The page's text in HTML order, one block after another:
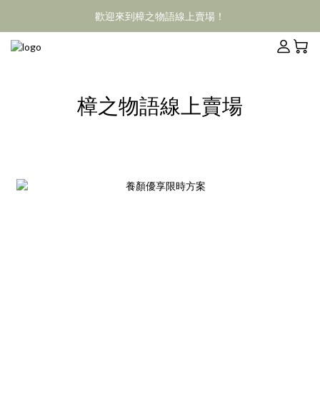
歡迎來到樟之物語線上賣場！
樟之物語線上賣場